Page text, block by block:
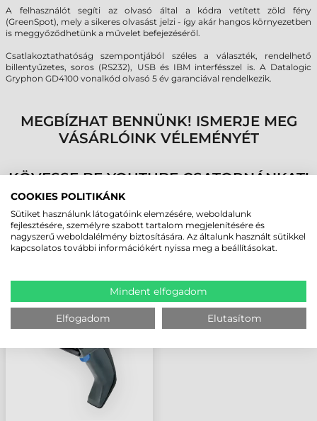
A felhasználót segíti az olvasó által a kódra vetített zöld fény
(GreenSpot), mely a sikeres olvasást jelzi - így akár hangos környezetben
is meggyőződhetünk a művelet befejezéséről.
Csatlakoztathatóság szempontjából széles a választék, rendelhető
billentyűzetes, soros (RS232), USB és IBM interfésszel is. A Datalogic
Gryphon GD4100 vonalkód olvasó 5 év garanciával rendelkezik.
MEGBÍZHAT BENNÜNK! ISMERJE MEG
VÁSÁRLÓINK VÉLEMÉNYÉT
KÖVESSE BE YOUTUBE CSATORNÁNKAT!
LEGUTÓBB MEGTEKINTETT TERMÉKEK
GD4132
VONALKÓDOLVASÓ
COOKIES POLITIKÁNK
Sütiket használunk látogatóink elemzésére, weboldalunk
fejlesztésére, személyre szabott tartalom megjelenítésére és
nagyszerű weboldalélmény biztosítására. Az általunk használt sütikkel
kapcsolatos további információkért nyissa meg a beállításokat.
Mindent elfogadom
Elfogadom Elutasítom